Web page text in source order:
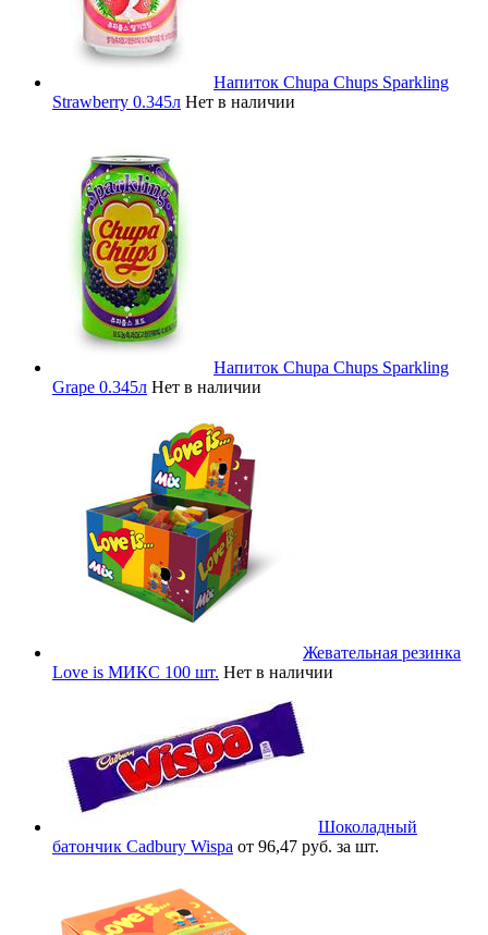
Напиток Chupa Chups Sparkling
Strawberry 0.345л Нет в наличии
Напиток Chupa Chups Sparkling
Grape 0.345л Нет в наличии
Жевательная резинка
Love is МИКС 100 шт. Нет в наличии
Шоколадный
батончик Cadbury Wispa от 96,47 руб. за шт.